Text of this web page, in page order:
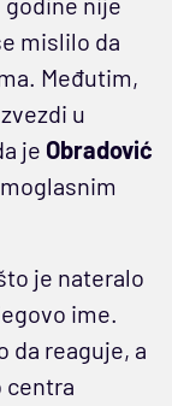
mislilo da
Međutim,
u
je Obradović
je nateralo
ime.
da reaguje, a
centra